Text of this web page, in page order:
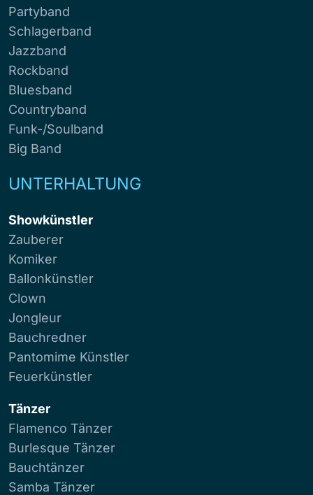
Partyband
Schlagerband
Jazzband
Rockband
Bluesband
Countryband
Funk-/Soulband
Big Band
UNTERHALTUNG
Showkünstler
Zauberer
Komiker
Ballonkünstler
Clown
Jongleur
Bauchredner
Pantomime Künstler
Feuerkünstler
Tänzer
Flamenco Tänzer
Burlesque Tänzer
Bauchtänzer
Samba Tänzer